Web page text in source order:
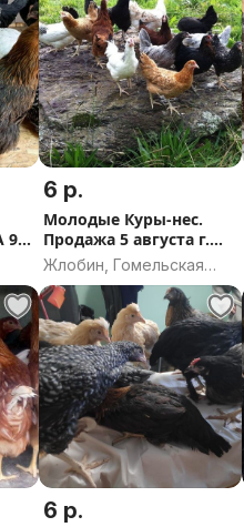
9
6 р.
Молодые Куры-нес.
Продажа 5 августа г.
Жлобин.
Жлобин, Гомельская
область
6 р.